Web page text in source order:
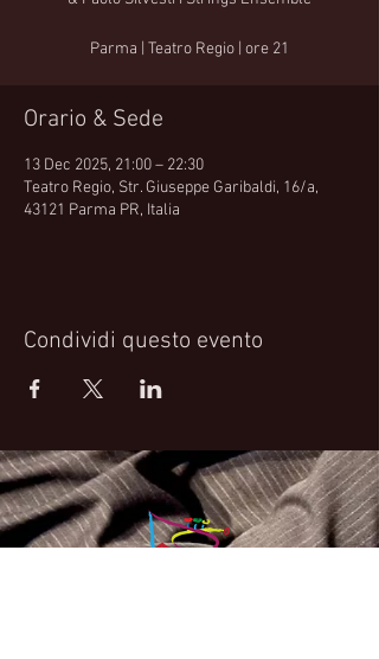
Parma | Teatro Regio | ore 21
Orario & Sede
13 Dec 2025, 21:00 – 22:30
Teatro Regio, Str. Giuseppe Garibaldi, 16/a,
43121 Parma PR, Italia
Condividi questo evento